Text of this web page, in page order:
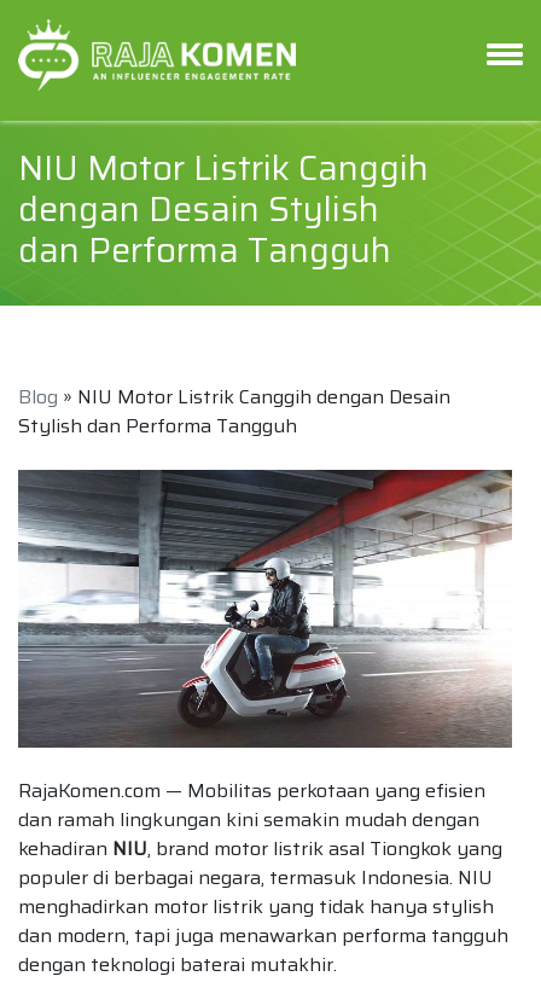
NIU Motor Listrik Canggih
dengan Desain Stylish
dan Performa Tangguh
Blog » NIU Motor Listrik Canggih dengan Desain
Stylish dan Performa Tangguh
RajaKomen.com — Mobilitas perkotaan yang efisien
dan ramah lingkungan kini semakin mudah dengan
kehadiran NIU, brand motor listrik asal Tiongkok yang
populer di berbagai negara, termasuk Indonesia. NIU
menghadirkan motor listrik yang tidak hanya stylish
dan modern, tapi juga menawarkan performa tangguh
dengan teknologi baterai mutakhir.